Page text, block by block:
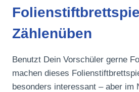
Zählenüben
Benutzt Dein Vorschüler gerne
machen dieses
besonders interessant – aber im